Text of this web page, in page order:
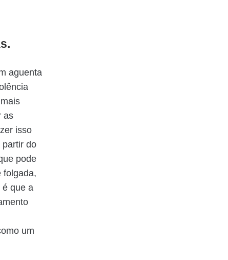
aguenta
as
isso
partir do
pode
folgada,
é que a
um